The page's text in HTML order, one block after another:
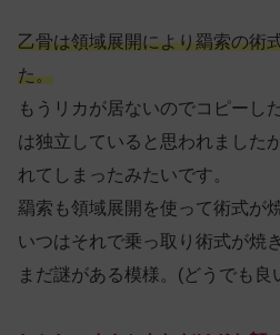
乙骨は領域展開により羂索の術
た。
もうリカが居ないのでコピーし
は独立していると思われました
れてしまったみたいです。
羂索も領域展開を使って術式が
いつはそれで乗っ取り術式が焼
まだ謎がある模様。(どうでも良